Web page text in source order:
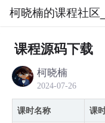
社区 柯晓楠的课
课程源码下载
柯晓楠
2024-07-26
课时名称 课